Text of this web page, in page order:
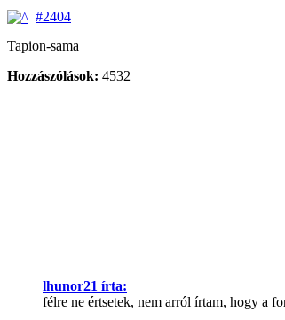
#2404
Tapion-sama
Hozzászólások: 4532
lhunor21 írta:
félre ne értsetek, nem arról írtam, hogy a